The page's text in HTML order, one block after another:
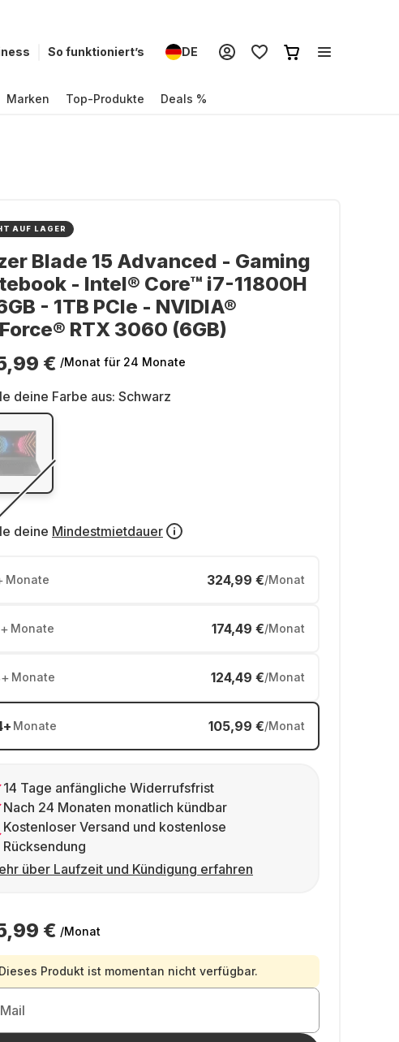
So funktioniert’s DE
Marken Top-Produkte Deals %
AUF LAGER
Blade 15 Advanced - Gaming
- Intel® Core™ i7-11800H
- 1TB PCIe - NVIDIA®
RTX 3060 (6GB)
€ /Monat für 24 Monate
deine Farbe aus: Schwarz
deine Mindestmietdauer
Monate 324,99 €/Monat
+ Monate 174,49 €/Monat
+ Monate 124,49 €/Monat
+ Monate 105,99 €/Monat
14 Tage anfängliche Widerrufsfrist
Nach 24 Monaten monatlich kündbar
Kostenloser Versand und kostenlose
Rücksendung
über Laufzeit und Kündigung erfahren
€ /Monat
Dieses Produkt ist momentan nicht verfügbar.